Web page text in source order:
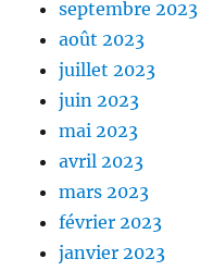
septembre 2023
août 2023
juillet 2023
juin 2023
mai 2023
avril 2023
mars 2023
février 2023
janvier 2023